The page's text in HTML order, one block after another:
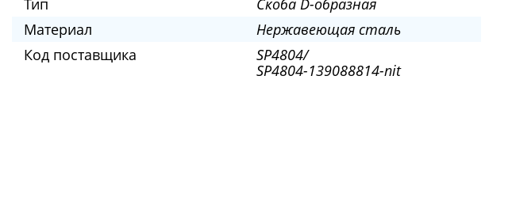
Материал
Нержавеющая сталь
Код поставщика
SP4804/
SP4804-139088814-nit